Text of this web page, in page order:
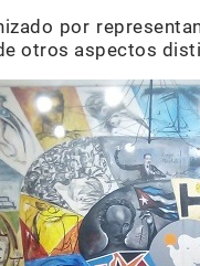
por
otros aspectos